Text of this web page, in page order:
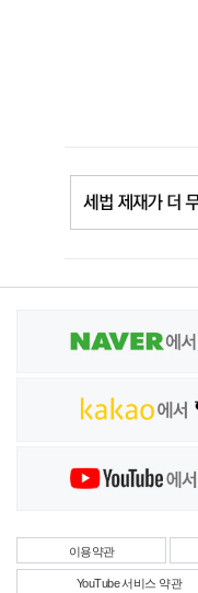
이용약관
YouTube 서비스 약관